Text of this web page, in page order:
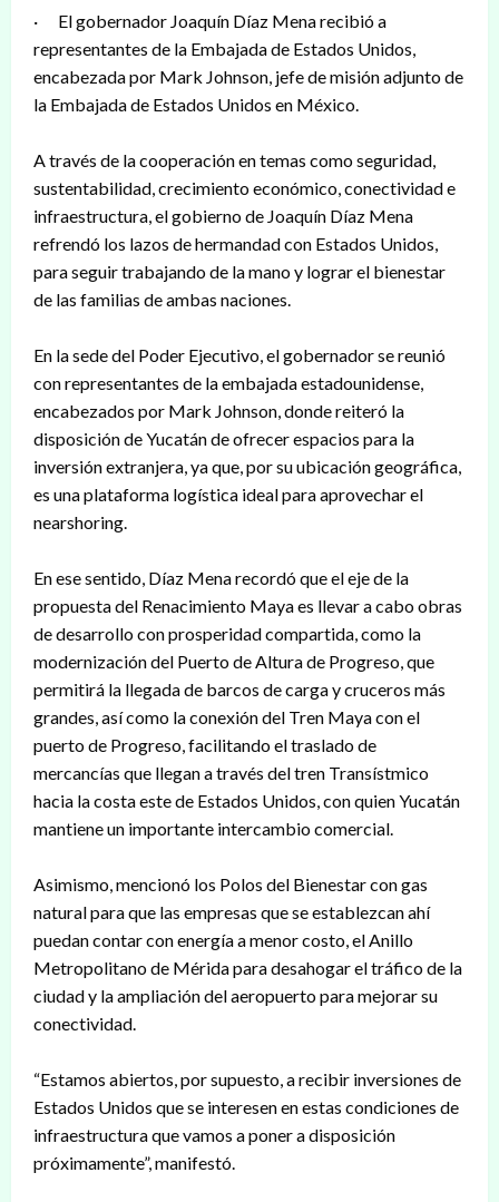
· El gobernador Joaquín Díaz Mena recibió a
representantes de la Embajada de Estados Unidos,
encabezada por Mark Johnson, jefe de misión adjunto de
la Embajada de Estados Unidos en México.
A través de la cooperación en temas como seguridad,
sustentabilidad, crecimiento económico, conectividad e
infraestructura, el gobierno de Joaquín Díaz Mena
refrendó los lazos de hermandad con Estados Unidos,
para seguir trabajando de la mano y lograr el bienestar
de las familias de ambas naciones.
En la sede del Poder Ejecutivo, el gobernador se reunió
con representantes de la embajada estadounidense,
encabezados por Mark Johnson, donde reiteró la
disposición de Yucatán de ofrecer espacios para la
inversión extranjera, ya que, por su ubicación geográfica,
es una plataforma logística ideal para aprovechar el
nearshoring.
En ese sentido, Díaz Mena recordó que el eje de la
propuesta del Renacimiento Maya es llevar a cabo obras
de desarrollo con prosperidad compartida, como la
modernización del Puerto de Altura de Progreso, que
permitirá la llegada de barcos de carga y cruceros más
grandes, así como la conexión del Tren Maya con el
puerto de Progreso, facilitando el traslado de
mercancías que llegan a través del tren Transístmico
hacia la costa este de Estados Unidos, con quien Yucatán
mantiene un importante intercambio comercial.
Asimismo, mencionó los Polos del Bienestar con gas
natural para que las empresas que se establezcan ahí
puedan contar con energía a menor costo, el Anillo
Metropolitano de Mérida para desahogar el tráfico de la
ciudad y la ampliación del aeropuerto para mejorar su
conectividad.
“Estamos abiertos, por supuesto, a recibir inversiones de
Estados Unidos que se interesen en estas condiciones de
infraestructura que vamos a poner a disposición
próximamente”, manifestó.